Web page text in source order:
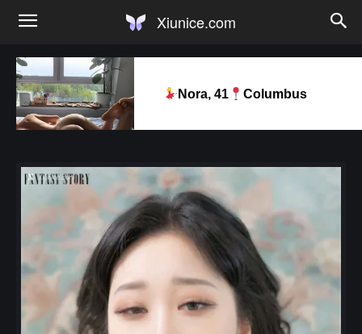
Xiunice.com
Nora, 41 Columbus